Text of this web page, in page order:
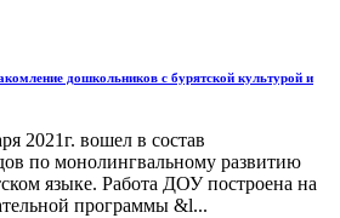
дошкольников с бурятской культурой и
2021г. вошел в состав
по монолингвальному развитию
языке. Работа ДОУ построена на
программы &l...